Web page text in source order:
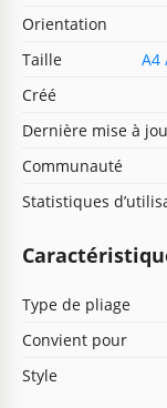
Orientation
Taille
A4
Créé
Dernière mise à
Communauté
Statistiques
Type de pliage
Convient pour
Style